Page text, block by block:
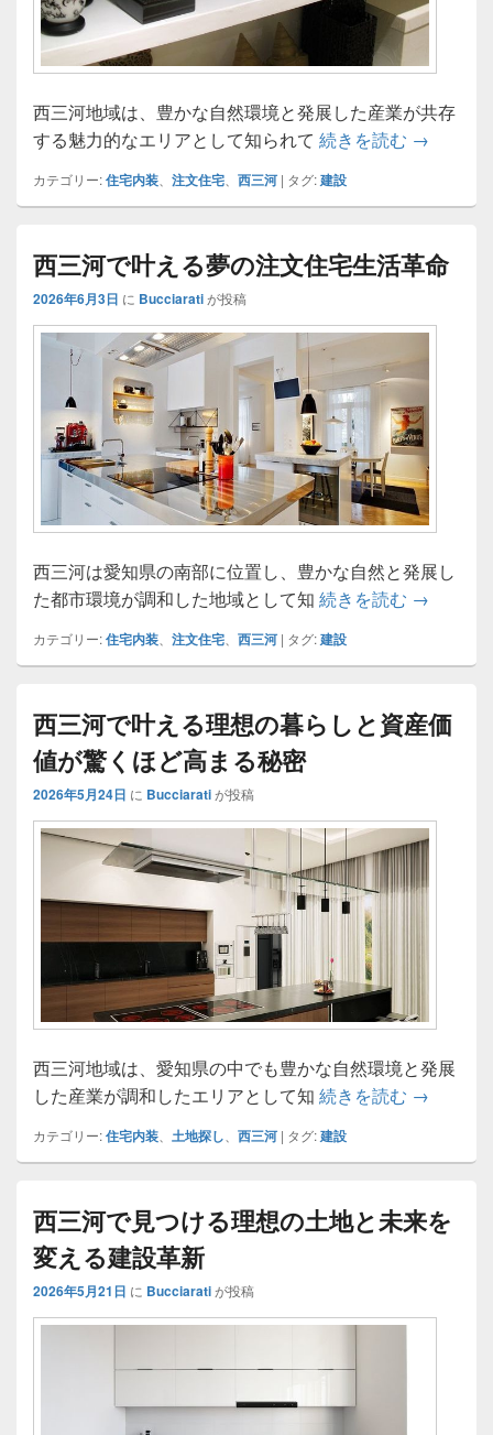
西三河地域は、豊かな自然環境と発展した産業が共存
する魅力的なエリアとして知られて 続きを読む 西三河で
→
カテゴリー:住宅内装 注文住宅 西三河 | タグ:建設
西三河で叶える夢の注文住宅生活革命
2026年6月3日 に Bucciaratiが投稿
西三河は愛知県の南部に位置し、豊かな自然と発展し
た都市環境が調和した地域として知 続きを読む 西三河で
→
カテゴリー:住宅内装、 注文住宅、 西三河 | タグ:建設
西三河で叶える理想の暮らしと資産価
値が驚くほど高まる秘密
2026年5月24日 に Bucciaratiが投稿
西三河地域は、愛知県の中でも豊かな自然環境と発展
した産業が調和したエリアとして知 続きを読む 西三河で
→
カテゴリー:住宅内装 土地探し 西三河 | タグ:建設
西三河で見つける理想の土地と未来を
変える建設革新
2026年5月21日 に Bucciaratiが投稿